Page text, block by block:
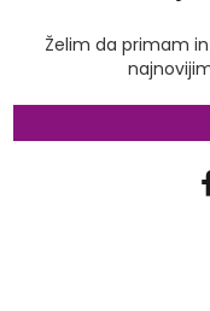
Želim da primam